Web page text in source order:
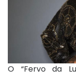
O “Fervo da